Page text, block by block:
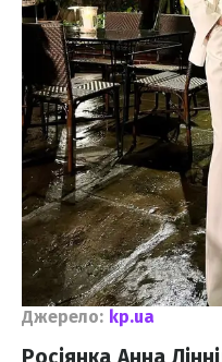
Джерело: kp.ua